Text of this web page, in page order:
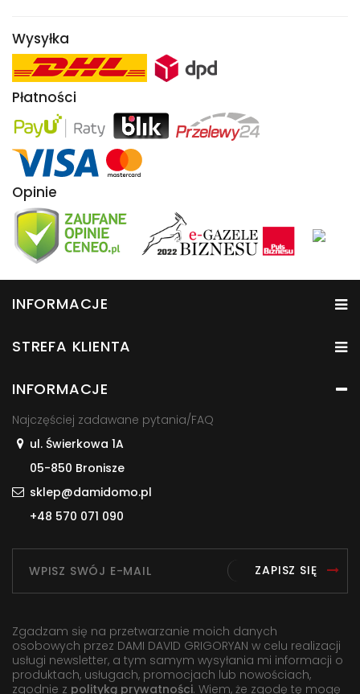
Wysyłka
Płatności
Opinie
INFORMACJE
STREFA KLIENTA
INFORMACJE
Najczęściej zadawane pytania/FAQ
ul. Świerkowa 1A
05-850 Bronisze
sklep@damidomo.pl
+48 570 071 090
ZAPISZ SIĘ
Zgadzam się na przetwarzanie moich danych
osobowych przez DAMI DAVID GRIGORYAN w celu realizacji
usługi newsletter, a tym samym wysyłania mi informacji o
produktach, usługach, promocjach lub nowościach,
zgodnie z polityką prywatności. Wiem, że zgodę tę mogę